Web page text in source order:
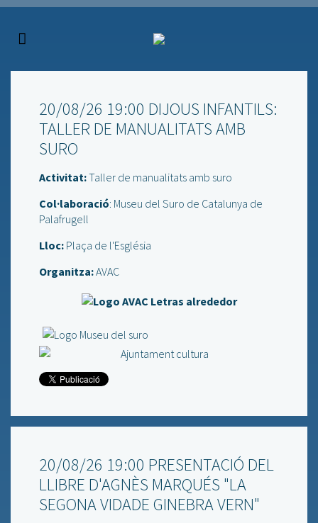
20/08/26 19:00 DIJOUS INFANTILS:
TALLER DE MANUALITATS AMB
SURO
Activitat:Taller de manualitats amb suro
Col·laboració: Museu del Suro de Catalunya de
Palafrugell
Lloc: Plaça de l'Església
Organitza:AVAC
20/08/26 19:00 PRESENTACIÓ DEL
LLIBRE D'AGNÈS MARQUÉS "LA
SEGONA VIDADE GINEBRA VERN"